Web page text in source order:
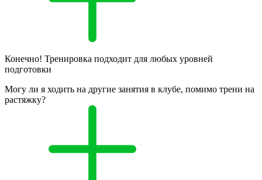
Конечно! Тренировка подходит для любых уровней
подготовки
Могу ли я ходить на другие занятия в клубе, помимо трени на
растяжку?